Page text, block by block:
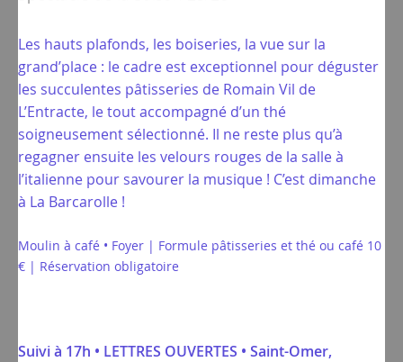
Les hauts plafonds, les boiseries, la vue sur la
grand’place : le cadre est exceptionnel pour déguster
les succulentes pâtisseries de Romain Vil de
L’Entracte, le tout accompagné d’un thé
soigneusement sélectionné. Il ne reste plus qu’à
regagner ensuite les velours rouges de la salle à
l’italienne pour savourer la musique ! C’est dimanche
à La Barcarolle !
Moulin à café • Foyer | Formule pâtisseries et thé ou café 10
€ | Réservation obligatoire
Suivi à 17h • LETTRES OUVERTES • Saint-Omer,